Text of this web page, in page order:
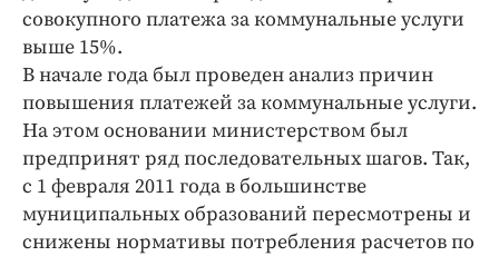
совокупного платежа за коммунальные услуги
выше 15%.
В начале года был проведен анализ причин
повышения платежей за коммунальные услуги.
На этом основании министерством был
предпринят ряд последовательных шагов. Так,
с 1 февраля 2011 года в большинстве
муниципальных образований пересмотрены и
снижены нормативы потребления расчетов по